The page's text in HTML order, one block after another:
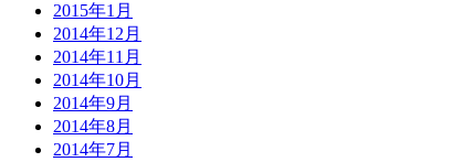
2015年1月
2014年12月
2014年11月
2014年10月
2014年9月
2014年8月
2014年7月